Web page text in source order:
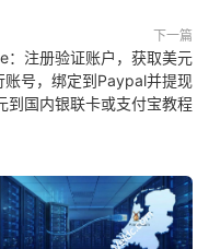
下一篇
：注册验证账户，获取美元
账号，绑定到Paypal并提现
到国内银联卡或支付宝教程